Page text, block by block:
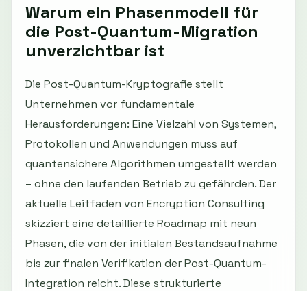
Warum ein Phasenmodell für
die Post-Quantum-Migration
unverzichtbar ist
Die Post-Quantum-Kryptografie stellt
Unternehmen vor fundamentale
Herausforderungen: Eine Vielzahl von Systemen,
Protokollen und Anwendungen muss auf
quantensichere Algorithmen umgestellt werden
– ohne den laufenden Betrieb zu gefährden. Der
aktuelle Leitfaden von Encryption Consulting
skizziert eine detaillierte Roadmap mit neun
Phasen, die von der initialen Bestandsaufnahme
bis zur finalen Verifikation der Post-Quantum-
Integration reicht. Diese strukturierte